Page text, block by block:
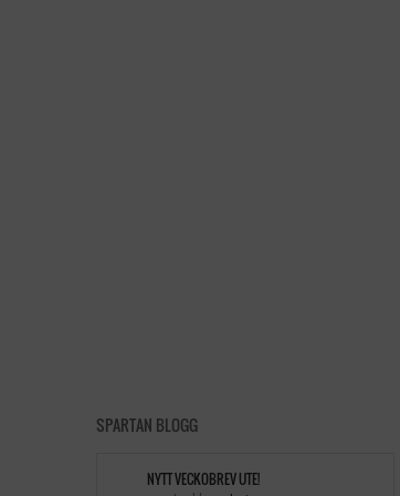
SPARTAN BLOGG
NYTT VECKOBREV UTE!